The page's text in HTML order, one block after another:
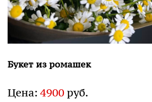
Букет из ромашек
Цена: 4900руб.